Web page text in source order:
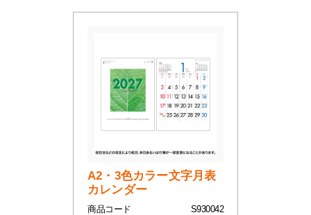
A2・3色カラー文字月表
カレンダー
商品コード
S930042